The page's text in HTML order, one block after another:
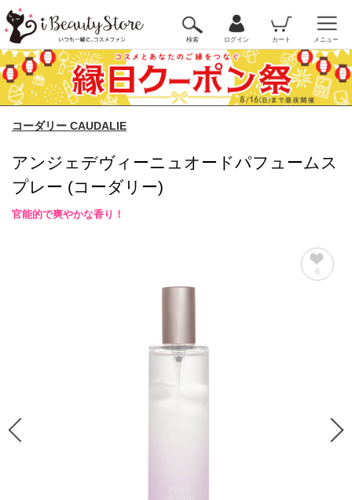
検索 ログイン カート メニュー
コーダリー CAUDALIE
アンジェデヴィーニュオードパフュームス
プレー (コーダリー)
官能的で爽やかな香り！
6